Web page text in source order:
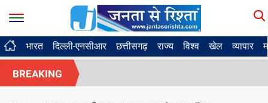
भारत दिल्ली-एनसीआर छत्तीसगढ़ राज्य विश्व खेल व्यापार
BREAKING